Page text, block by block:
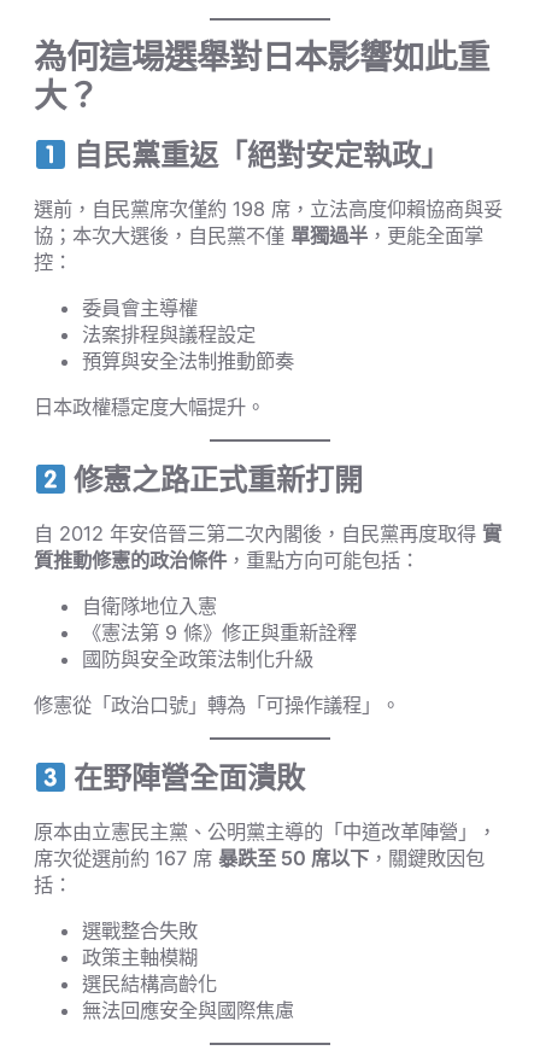
為何這場選舉對日本影響如此重
大？
自民黨重返「絕對安定執政」
選前，自民黨席次僅約 198 席，立法高度仰賴協商與妥
協；本次大選後，自民黨不僅 單獨過半 ，更能全面掌
控：
委員會主導權
法案排程與議程設定
預算與安全法制推動節奏
日本政權穩定度大幅提升。
修憲之路正式重新打開
自 2012 年安倍晉三第二次內閣後，自民黨再度取得 實
質推動修憲的政治條件，重點方向可能包括：
自衛隊地位入憲
《憲法第 9 條》修正與重新詮釋
國防與安全政策法制化升級
修憲從「政治口號」轉為「可操作議程」。
在野陣營全面潰敗
原本由立憲民主黨、公明黨主導的「中道改革陣營」，
席次從選前約 167 席 暴跌至 50 席以下 ，關鍵敗因包
括：
選戰整合失敗
政策主軸模糊
選民結構高齡化
無法回應安全與國際焦慮